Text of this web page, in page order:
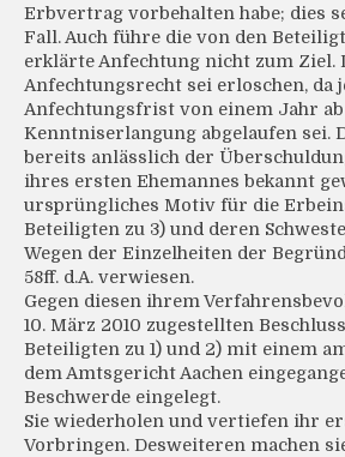
Erbvertrag vorbehalten habe; dies
Fall. Auch führe die von den
erklärte Anfechtung nicht zum Ziel.
Anfechtungsrecht sei erloschen, da
Anfechtungsfrist von einem Jahr ab
Kenntniserlangung abgelaufen sei.
bereits anlässlich der
ihres ersten Ehemannes bekannt
ursprüngliches Motiv für die
Beteiligten zu 3) und deren
Wegen der Einzelheiten der
58ff. d.A. verwiesen.
Gegen diesen ihrem
10. März 2010 zugestellten
Beteiligten zu 1) und 2) mit einem
dem Amtsgericht Aachen
Beschwerde eingelegt.
Sie wiederholen und vertiefen ihr
Vorbringen. Desweiteren machen